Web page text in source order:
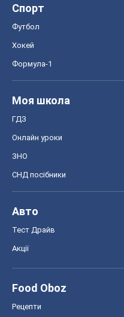
Спорт
Футбол
Хокей
Формула-1
Моя школа
ГДЗ
Онлайн уроки
ЗНО
СНД посібники
Авто
Тест Драйв
Акції
Food Oboz
Рецепти